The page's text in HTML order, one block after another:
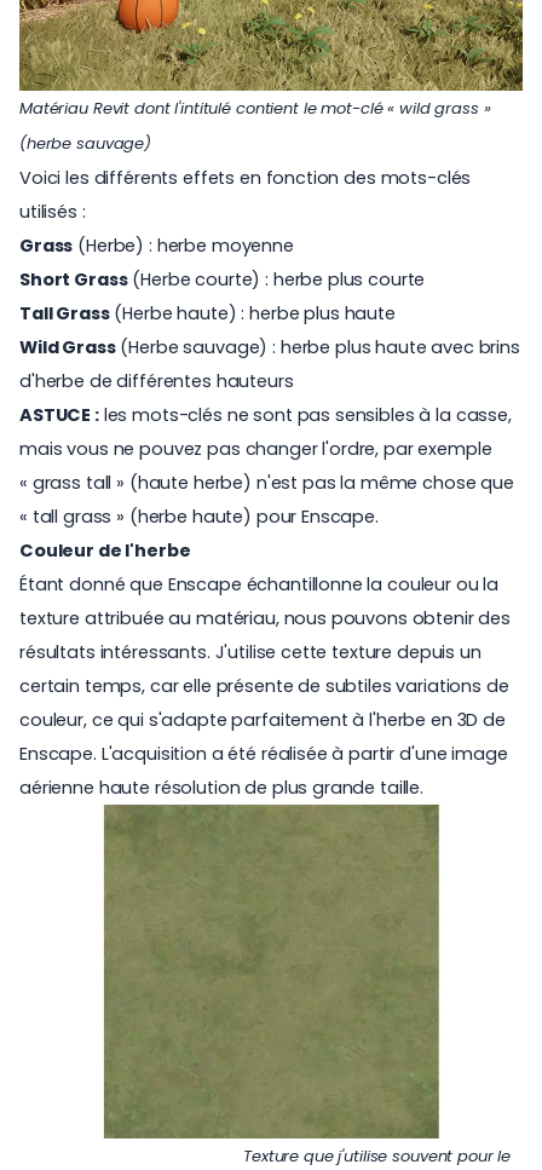
Matériau Revit dont l'intitulé contient le mot-clé « wild grass »
(herbe sauvage)
Voici les différents effets en fonction des mots-clés
utilisés :
Grass (Herbe) : herbe moyenne
Short Grass(Herbe courte) : herbe plus courte
Tall Grass(Herbe haute) : herbe plus haute
Wild Grass(Herbe sauvage) : herbe plus haute avec brins
d'herbe de différentes hauteurs
ASTUCE :les mots-clés ne sont pas sensibles à la casse,
mais vous ne pouvez pas changer l'ordre, par exemple
« grass tall » (haute herbe) n'est pas la même chose que
« tall grass » (herbe haute) pour Enscape.
Couleur de l'herbe
Étant donné que Enscape échantillonne la couleur ou la
texture attribuée au matériau, nous pouvons obtenir des
résultats intéressants. J'utilise cette texture depuis un
certain temps, car elle présente de subtiles variations de
couleur, ce qui s'adapte parfaitement à l'herbe en 3D de
Enscape. L'acquisition a été réalisée à partir d'une image
aérienne haute résolution de plus grande taille.
Texture que j'utilise souvent pour le